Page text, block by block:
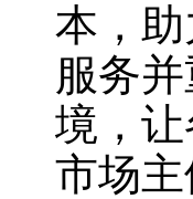
本，
服务
境，
市场